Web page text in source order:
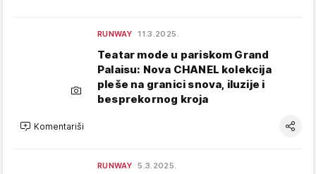
RUNWAY 11.3.2025.
Teatar mode u pariskom Grand
Palaisu: Nova CHANEL kolekcija
pleše na granici snova, iluzije i
besprekornog kroja
Komentariši
RUNWAY 5.3.2025.